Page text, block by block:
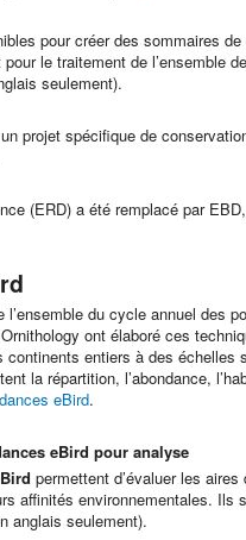
pour créer des sommaires
le traitement de l’ensemble
seulement).
projet spécifique de
(ERD) a été remplacé par
du cycle annuel des
ont élaboré ces
entiers à des échelles
la répartition, l’abondance,
eBird.
eBird pour analyse
permettent d’évaluer les
affinités environnementales. Ils
anglais seulement).